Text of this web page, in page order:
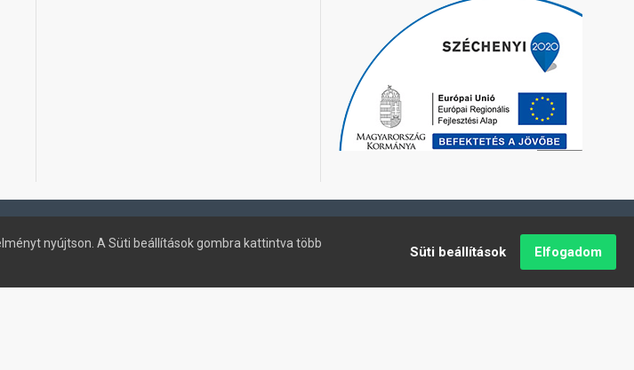
nyújtson. A Süti beállítások gombra kattintva több
Süti beállítások Elfogadom